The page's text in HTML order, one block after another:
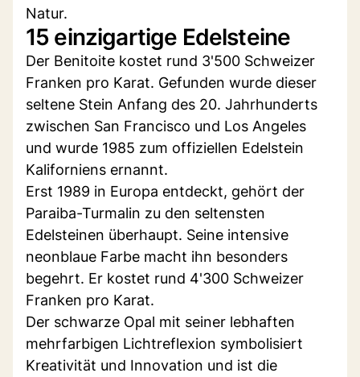
Natur.
15 einzigartige Edelsteine
Der Benitoite kostet rund 3'500 Schweizer
Franken pro Karat. Gefunden wurde dieser
seltene Stein Anfang des 20. Jahrhunderts
zwischen San Francisco und Los Angeles
und wurde 1985 zum offiziellen Edelstein
Kaliforniens ernannt.
Erst 1989 in Europa entdeckt, gehört der
Paraiba-Turmalin zu den seltensten
Edelsteinen überhaupt. Seine intensive
neonblaue Farbe macht ihn besonders
begehrt. Er kostet rund 4'300 Schweizer
Franken pro Karat.
Der schwarze Opal mit seiner lebhaften
mehrfarbigen Lichtreflexion symbolisiert
Kreativität und Innovation und ist die